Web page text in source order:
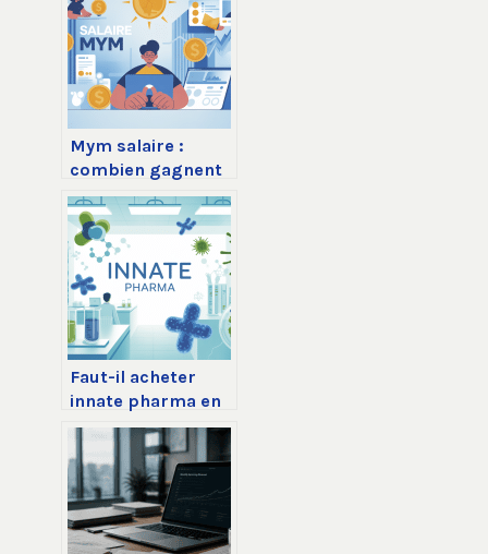
Mym salaire :
combien gagnent
vraiment les
créateurs et
comment
l’augmenter
Faut-il acheter
innate pharma en
bourse
aujourd’hui